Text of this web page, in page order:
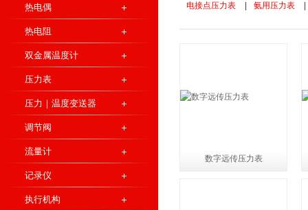
热电偶
热电阻
双金属温度计
压力表
压力｜温度变送器
调节阀
流量计
记录仪
执行机构
电接点压力表
氨用压力表
数字远传压力表